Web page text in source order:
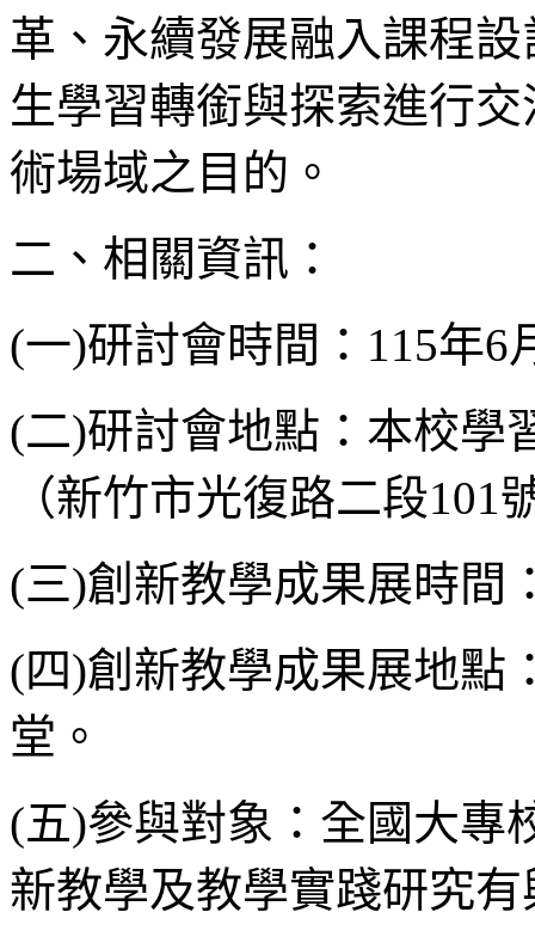
革、永續發展融入課程
生學習轉銜與探索進行
術場域之目的。
二、相關資訊：
(一)研討會時間：115年6
(二)研討會地點：本校學
（新竹市光復路二段101
(三)創新教學成果展時間
(四)創新教學成果展地點
堂。
(五)參與對象：全國大專
新教學及教學實踐研究